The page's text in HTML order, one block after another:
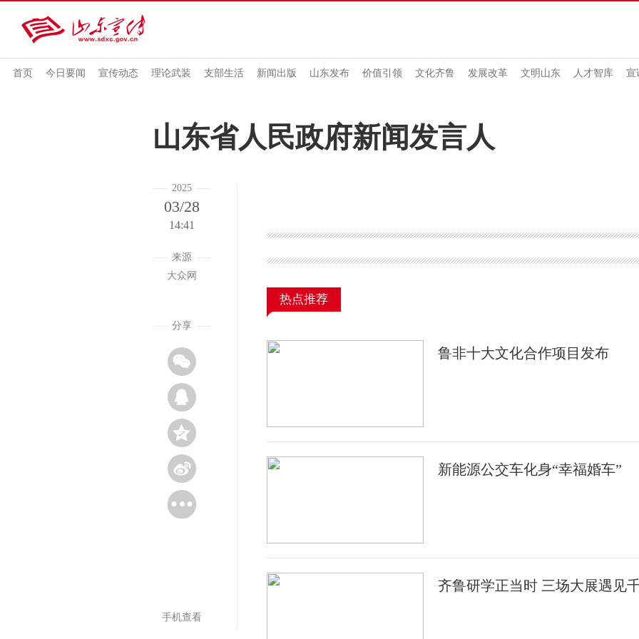
首页 今日要闻 宣传动态 理论武装 支部生活 新闻出版 山东发布 价值引领 文化齐鲁 发展改革 文明山东 人才智库 宣
山东省人民政府新闻发言人
2025
03/28
14:41
来源
大众网
分享
手机查看
热点推荐
鲁非十大文化合作项目发布
新能源公交车化身“幸福婚车”
齐鲁研学正当时 三场大展遇见